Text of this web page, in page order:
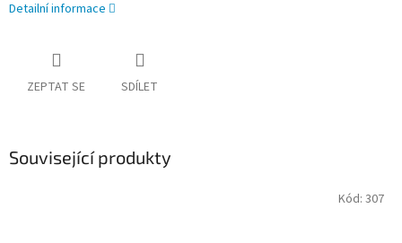
Detailní informace
ZEPTAT SE SDÍLET
Související produkty
Kód: 307